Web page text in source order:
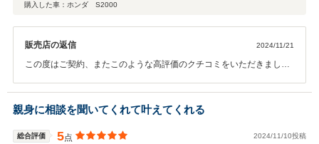
購入した車：ホンダ S2000
販売店の返信 2024/11/21
この度はご契約、またこのような高評価のクチコミをいただきまして
に喜んで頂けるのが1番です。次回お車をお買い求めになる際、また
買取、整備などもぜひお手伝いさせて頂ければ幸いです。何卒宜しく
お願い致します。
親身に相談を聞いてくれて叶えてくれる
総合評価 5点 2024/11/10投稿